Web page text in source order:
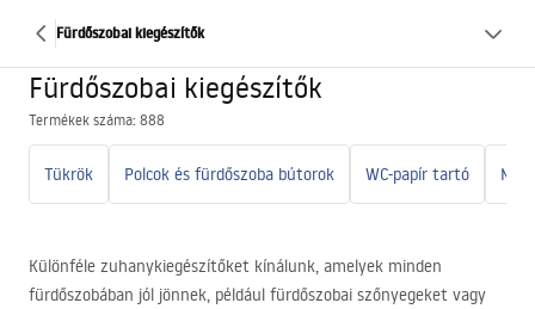
Fürdőszobai kiegészítők
Fürdőszobai kiegészítők
Termékek száma: 888
Tükrök Polcok és fürdőszoba bútorok WC-papír tartó
Különféle zuhanykiegészítőket kínálunk, amelyek minden
fürdőszobában jól jönnek, például fürdőszobai szőnyegeket vagy